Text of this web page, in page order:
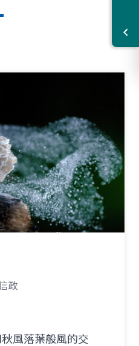
政
風落葉般風的交